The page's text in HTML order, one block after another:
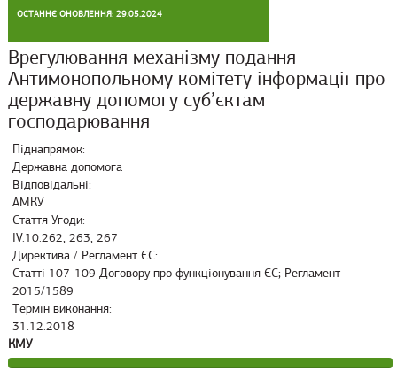
ОСТАННЄ ОНОВЛЕННЯ: 29.05.2024
Врегулювання механізму подання
Антимонопольному комітету інформації про
державну допомогу суб’єктам
господарювання
Піднапрямок:
Державна допомога
Відповідальні:
АМКУ
Стаття Угоди:
IV.10.262, 263, 267
Директива / Регламент ЄС:
Статті 107-109 Договору про функціонування ЄС; Регламент
2015/1589
Термін виконання:
31.12.2018
КМУ